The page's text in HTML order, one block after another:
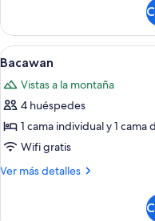
Abrir
todas
las
fotos
de
Bacawan
13
Bacawan
Vistas a la montaña
4 huéspedes
1 cama individual y 1
Wifi gratis
Ver más detalles
Más